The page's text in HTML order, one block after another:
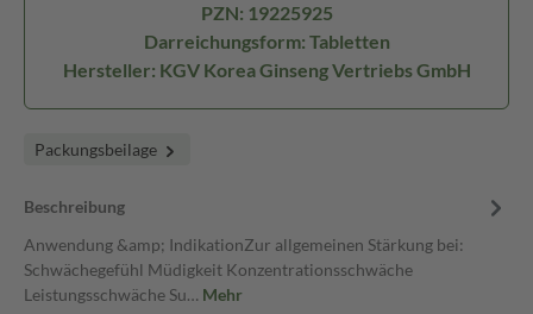
PZN: 19225925
Darreichungsform: Tabletten
Hersteller: KGV Korea Ginseng Vertriebs GmbH
Packungsbeilage
Beschreibung
Anwendung &amp; IndikationZur allgemeinen Stärkung bei:
Schwächegefühl Müdigkeit Konzentrationsschwäche
Leistungsschwäche Su… Mehr